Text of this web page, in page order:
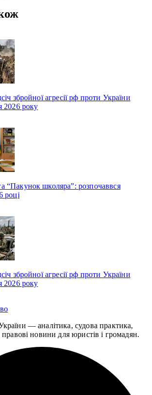
збройної агресії рф проти України
2026 року
“Пакунок школяра”: розпочаввся
році
збройної агресії рф проти України
2026 року
— аналітика, судова практика,
правові новини для юристів і громадян.